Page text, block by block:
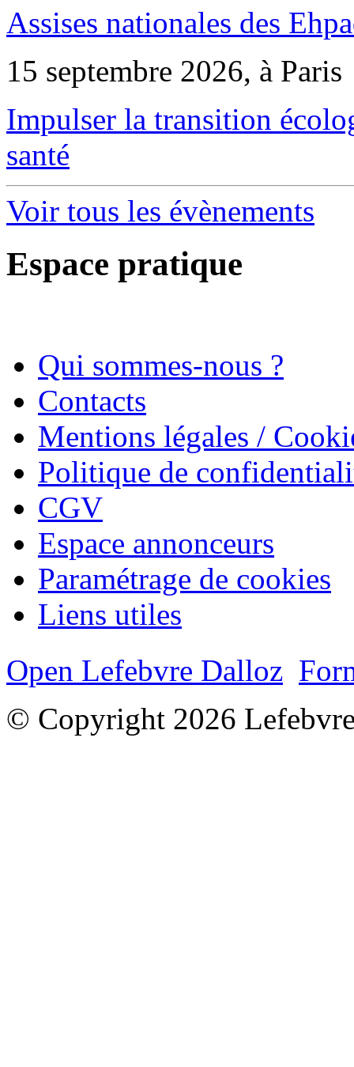
Assises nationales des
15 septembre 2026, à Paris
Impulser la transition
santé
Voir tous les évènements
Espace pratique
Qui sommes-nous ?
Contacts
Mentions légales /
Politique de
CGV
Espace annonceurs
Paramétrage de cookies
Liens utiles
Open Lefebvre Dalloz
© Copyright 2026